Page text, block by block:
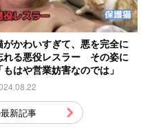
がかわいすぎて、悪を完全に
れる悪役レスラー その姿に
「もはや営業妨害なのでは」
新記事